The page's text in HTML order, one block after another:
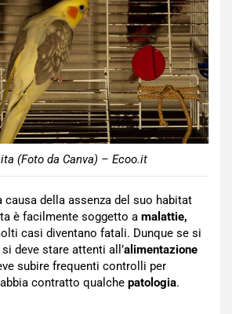
(Foto da Canva) – Ecoo.it
causa della assenza del suo habitat
è facilmente soggetto a malattie,
casi diventano fatali. Dunque se si
deve stare attenti all’alimentazione
subire frequenti controlli per
contratto qualche patologia.